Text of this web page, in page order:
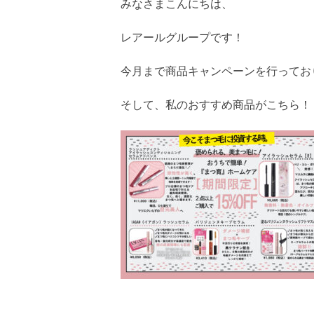
みなさまこんにちは、
レアールグループです！
今月まで商品キャンペーンを行ってお
そして、私のおすすめ商品がこちら！